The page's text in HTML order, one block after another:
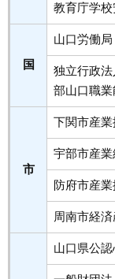
教育庁学
国
山口労働局
独立行政
部山口職
市
下関市産
宇部市産
防府市産
周南市経
山口県公